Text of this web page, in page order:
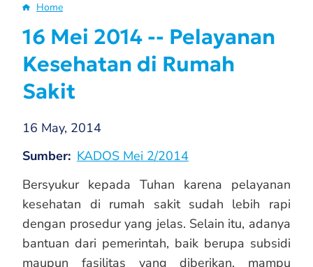
Breadcrumb
Home
16 Mei 2014 -- Pelayanan
Kesehatan di Rumah
Sakit
16 May, 2014
Sumber KADOS Mei 2/2014
Bersyukur kepada Tuhan karena pelayanan
kesehatan di rumah sakit sudah lebih rapi
dengan prosedur yang jelas. Selain itu, adanya
bantuan dari pemerintah, baik berupa subsidi
maupun fasilitas yang diberikan, mampu